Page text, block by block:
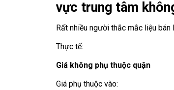
vực trung tâm
Rất nhiều người thắc mắc liệu
Thực tế:
Giá không phụ thuộc quận
Giá phụ thuộc vào: